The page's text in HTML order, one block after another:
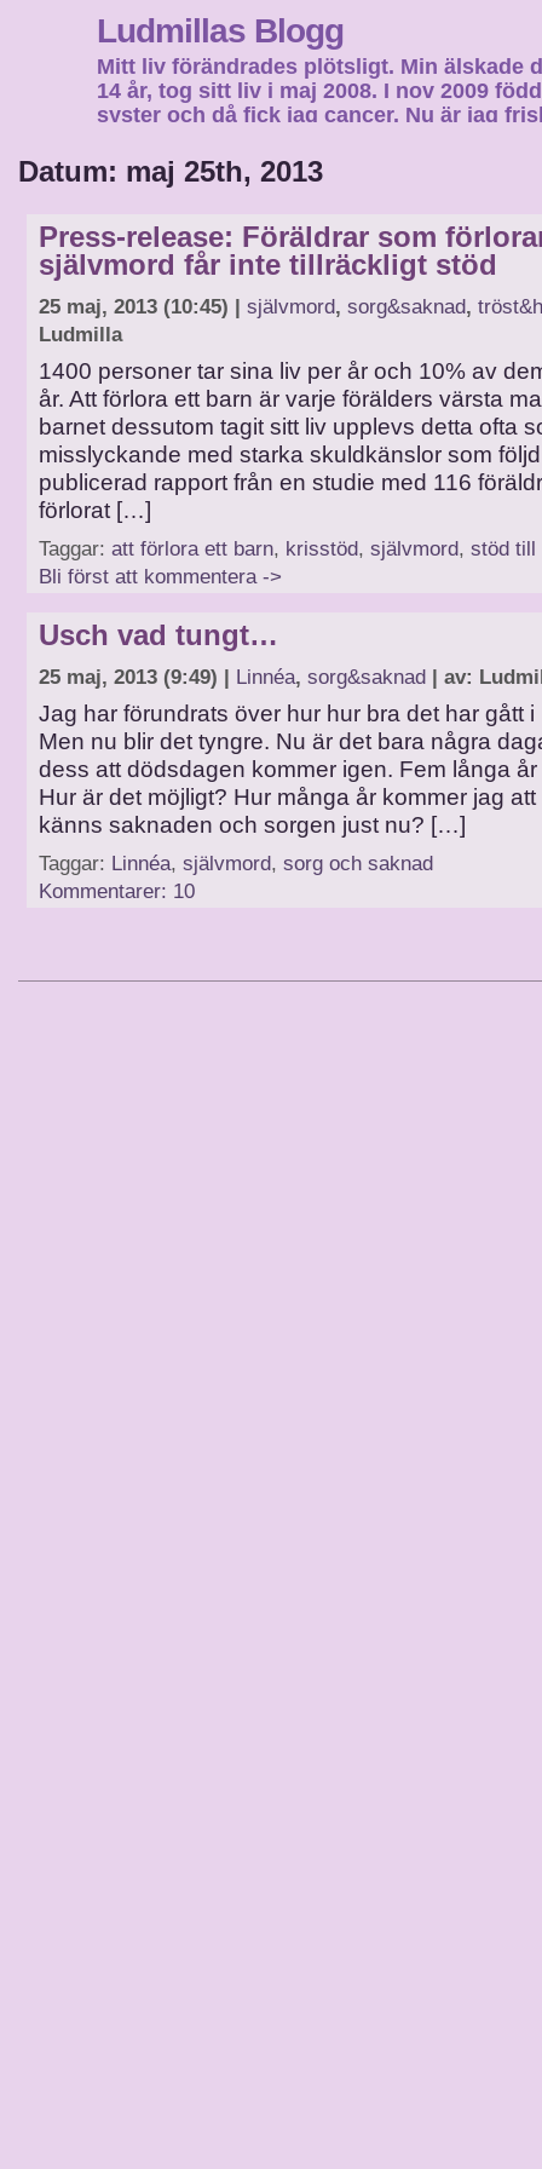
Ludmillas Blogg
Mitt liv förändrades plötsligt. Min älskade
14 år, tog sitt liv i maj 2008. I nov 2009
syster och då fick jag cancer. Nu är jag
Datum: maj 25th, 2013
Press-release: Föräldrar som
självmord får inte tillräckligt stöd
25 maj, 2013 (10:45) | självmord, sorg&saknad,
Ludmilla
1400 personer tar sina liv per år och 10% av
år. Att förlora ett barn är varje förälders värsta
barnet dessutom tagit sitt liv upplevs detta ofta
misslyckande med starka skuldkänslor som
publicerad rapport från en studie med 116
förlorat […]
Taggar: att förlora ett barn, krisstöd, självmord, stöd till
Bli först att kommentera ->
Usch vad tungt…
25 maj, 2013 (9:49) | Linnéa, sorg&saknad | av:
Jag har förundrats över hur hur bra det har gått i
Men nu blir det tyngre. Nu är det bara några
dess att dödsdagen kommer igen. Fem långa
Hur är det möjligt? Hur många år kommer jag
känns saknaden och sorgen just nu? […]
Taggar: Linnéa, självmord, sorg och saknad
Kommentarer: 10